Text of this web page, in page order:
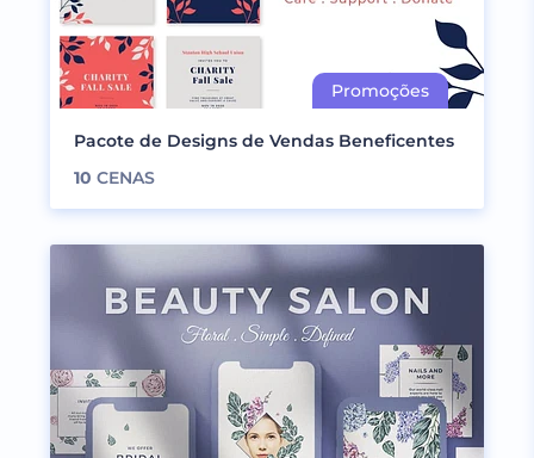
Pacote de Designs de Vendas Beneficentes
10 CENAS